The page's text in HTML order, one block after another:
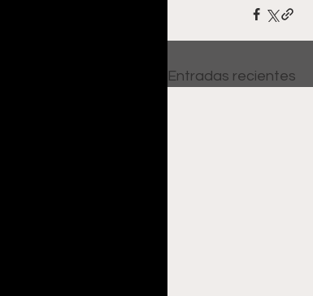
Entradas recientes